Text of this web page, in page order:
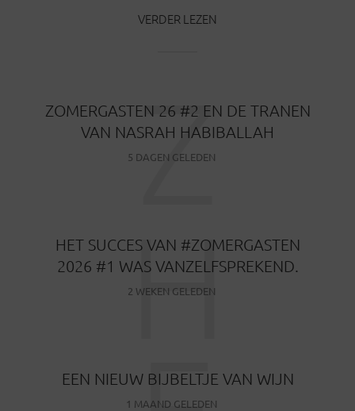
VERDER LEZEN
ZOMERGASTEN 26 #2 EN DE TRANEN
VAN NASRAH HABIBALLAH
5 DAGEN GELEDEN
Z
HET SUCCES VAN #ZOMERGASTEN
2026 #1 WAS VANZELFSPREKEND.
2 WEKEN GELEDEN
H
EEN NIEUW BIJBELTJE VAN WIJN
1 MAAND GELEDEN